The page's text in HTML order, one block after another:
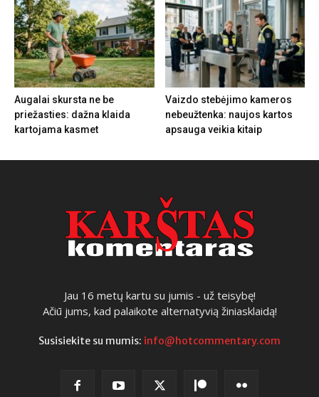
Augalai skursta ne be
priežasties: dažna klaida
kartojama kasmet
Vaizdo stebėjimo kameros
nebeužtenka: naujos kartos
apsauga veikia kitaip
Jau 16 metų kartu su jumis - už teisybę!
Ačiū jums, kad palaikote alternatyvią žiniasklaidą!
Susisiekite su mumis: info@hotcommentary.com